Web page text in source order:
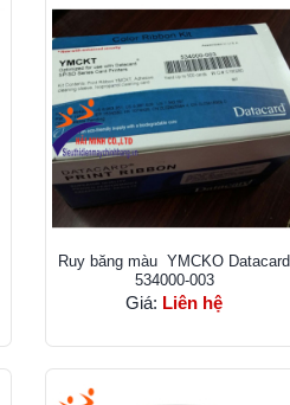
Ruy băng màu YMCKO Datacard
534000-003
Giá: Liên hệ